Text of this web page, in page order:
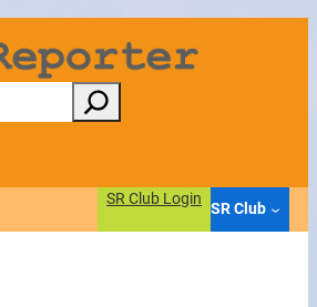
SR Club Login
SR Club